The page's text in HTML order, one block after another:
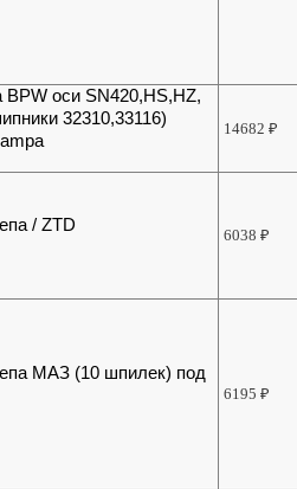
BPW оси SN420,HS,HZ,
32310,33116)
14682₽
/ ZTD
6038₽
МАЗ (10 шпилек) под
6195₽